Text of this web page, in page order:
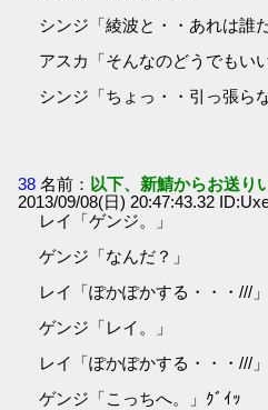
シンジ「綾波と・・あれは誰
アスカ「そんなのどうでもい
シンジ「ちょっ・・引っ張ら
38 名前： 以下、新鯖からお送り
2013/09/08(日) 20:47:43.32
レイ「ゲンジ。」
ゲンジ「なんだ？」
レイ「ぽかぽかする・・・///」
ゲンジ「レイ。」
レイ「ぽかぽかする・・・///」
ゲンジ「こっちへ。」ｸﾞｲｯ